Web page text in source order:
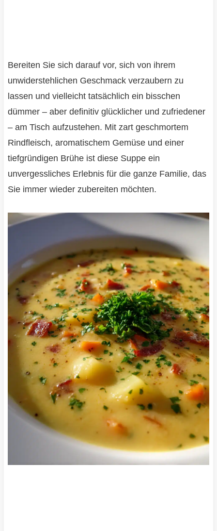
Bereiten Sie sich darauf vor, sich von ihrem
unwiderstehlichen Geschmack verzaubern zu
lassen und vielleicht tatsächlich ein bisschen
dümmer – aber definitiv glücklicher und zufriedener
– am Tisch aufzustehen. Mit zart geschmortem
Rindfleisch, aromatischem Gemüse und einer
tiefgründigen Brühe ist diese Suppe ein
unvergessliches Erlebnis für die ganze Familie, das
Sie immer wieder zubereiten möchten.